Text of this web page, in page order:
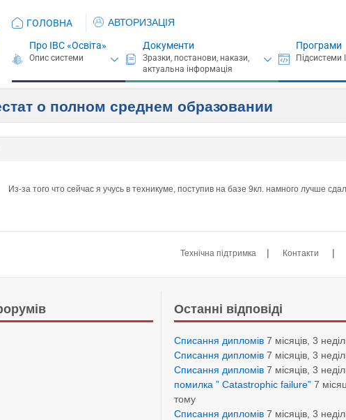
ГОЛОВНА АВТОРИЗАЦІЯ
Про ІВС «Освіта» Документи Програми
о полном среднем образовании
Из-за того что сейчас я учусь в техникуме, поступив на базе 9кл. намного лучше
Технічна підтримка | Контакти |
Останні відповіді
Списання дипломів 7 місяців, 3
Списання дипломів 7 місяців, 3
Списання дипломів 7 місяців, 3
помилка ” Catastrophic failure” 7
тому
Списання дипломів 7 місяців, 3